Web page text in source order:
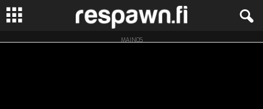
R
MAINOS